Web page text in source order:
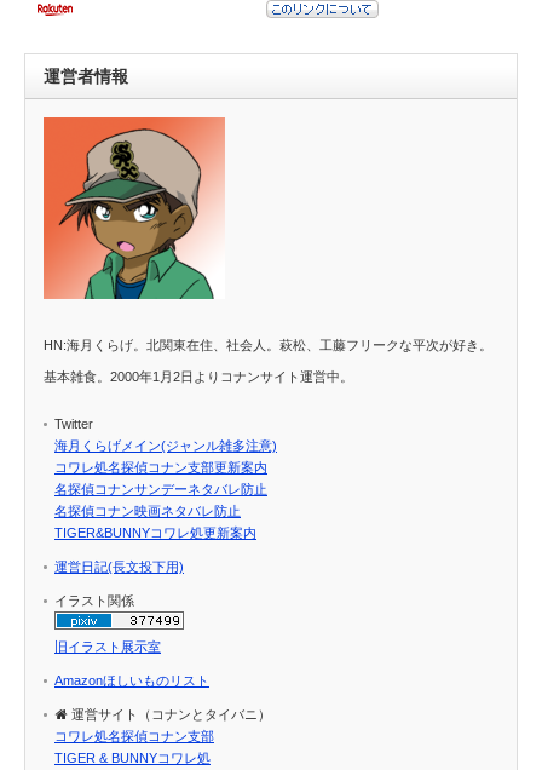
運営者情報
HN:海月くらげ。北関東在住、社会人。萩松、工藤フリークな平次が好き。
基本雑食。2000年1月2日よりコナンサイト運営中。
Twitter
海月くらげメイン(ジャンル雑多注意)
コワレ処名探偵コナン支部更新案内
名探偵コナンサンデーネタバレ防止
名探偵コナン映画ネタバレ防止
TIGER&BUNNYコワレ処更新案内
運営日記(長文投下用)
イラスト関係
旧イラスト展示室
Amazonほしいものリスト
運営サイト（コナンとタイバニ）
コワレ処名探偵コナン支部
TIGER & BUNNYコワレ処